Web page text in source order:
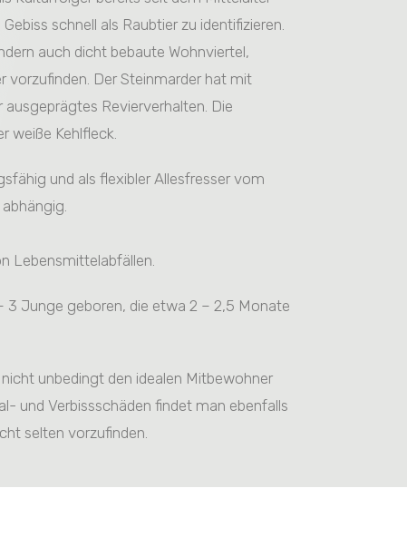
schnell als Raubtier zu identifizieren.
auch dicht bebaute Wohnviertel,
vorzufinden. Der Steinmarder hat mit
Revierverhalten. Die
weiße Kehlfleck.
und als flexibler Allesfresser vom
Lebensmittelabfällen.
3 Junge geboren, die etwa 2 – 2,5 Monate
unbedingt den idealen Mitbewohner
und Verbissschäden findet man ebenfalls
selten vorzufinden.